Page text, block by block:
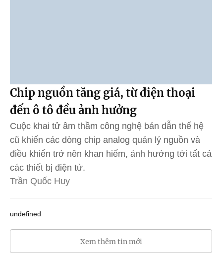
Chip nguồn tăng giá, từ điện thoại
đến ô tô đều ảnh hưởng
Cuộc khai tử âm thầm công nghệ bán dẫn thế hệ
cũ khiến các dòng chip analog quản lý nguồn và
điều khiển trở nên khan hiếm, ảnh hưởng tới tất cả
các thiết bị điện tử.
Trần Quốc Huy
undefined
Xem thêm tin mới